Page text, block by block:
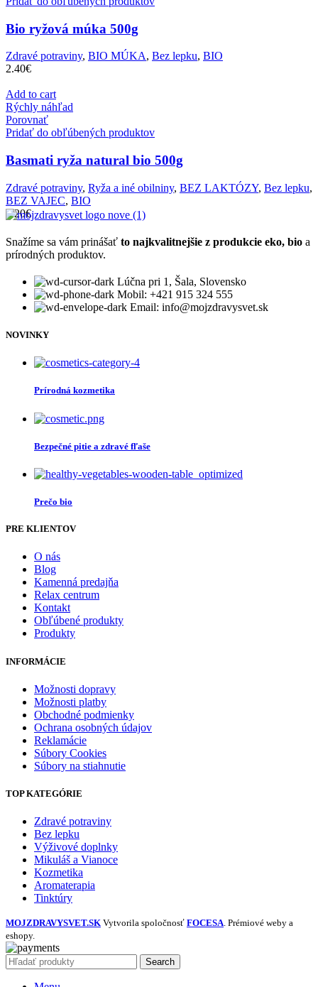
Bio ryžová múka 500g
Zdravé potraviny, BIO MÚKA, Bez lepku, BIO
2.40€
Add to cart
Rýchly náhľad
Porovnať
Pridať do obľúbených produktov
Basmati ryža natural bio 500g
Zdravé potraviny, Ryža a iné obilniny, BEZ LAKTÓZY, Bez lepku,
BEZ VAJEC, BIO
3.20€
Snažíme sa vám prinášať to najkvalitnejšie z produkcie eko, bio a
prírodných produktov.
Lúčna pri 1, Šala, Slovensko
Mobil: +421 915 324 555
Email: info@mojzdravysvet.sk
NOVINKY
Prírodná kozmetika
Bezpečné pitie a zdravé fľaše
Prečo bio
PRE KLIENTOV
O nás
Blog
Kamenná predajňa
Relax centrum
Kontakt
Obľúbené produkty
Produkty
INFORMÁCIE
Možnosti dopravy
Možnosti platby
Obchodné podmienky
Ochrana osobných údajov
Reklamácie
Súbory Cookies
Súbory na stiahnutie
TOP KATEGÓRIE
Zdravé potraviny
Bez lepku
Výživové doplnky
Mikuláš a Vianoce
Kozmetika
Aromaterapia
Tinktúry
MOJZDRAVYSVET.SK Vytvorila spoločnosť FOCESA. Prémiové weby a
eshopy.
Search